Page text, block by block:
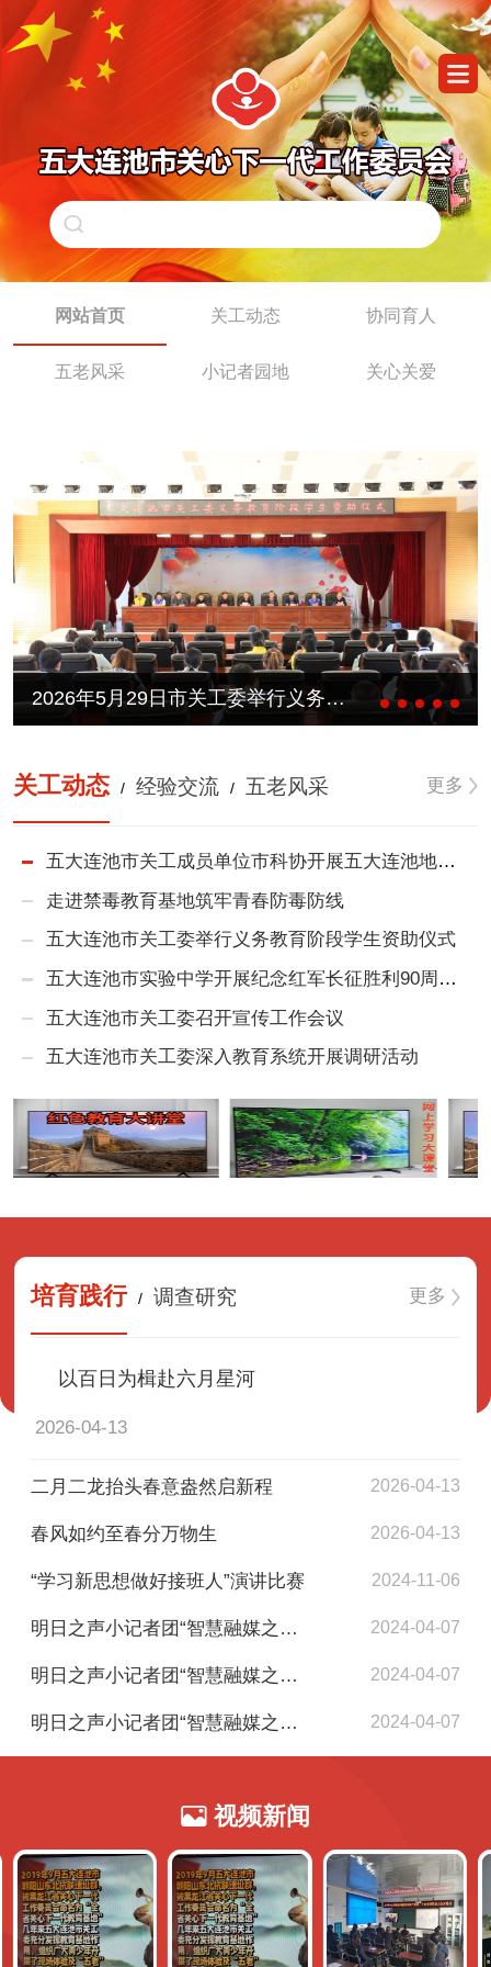
网站首页 关工动态 协同育人
五老风采 小记者园地 关心关爱
2026年5月29日市关工委举行义务教育阶段学生资助仪式
关工动态 / 经验交流 / 五老风采 更多
五大连池市关工成员单位市科协开展五大连池地质生态科普研学活动
走进禁毒教育基地筑牢青春防毒防线
五大连池市关工委举行义务教育阶段学生资助仪式
五大连池市实验中学开展纪念红军长征胜利90周年主题远足活动
五大连池市关工委召开宣传工作会议
五大连池市关工委深入教育系统开展调研活动
培育践行 / 调查研究 更多
以百日为楫赴六月星河
2026-04-13
二月二龙抬头春意盎然启新程 2026-04-13
春风如约至春分万物生 2026-04-13
“学习新思想做好接班人”演讲比赛 2024-11-06
明日之声小记者团“智慧融媒之旅”美文欣赏（新发学校张欣怡） 2024-04-07
明日之声小记者团“智慧融媒之旅”美文欣赏（一小李元康） 2024-04-07
明日之声小记者团“智慧融媒之旅”美文欣赏（四平中学王雯雯） 2024-04-07
视频新闻